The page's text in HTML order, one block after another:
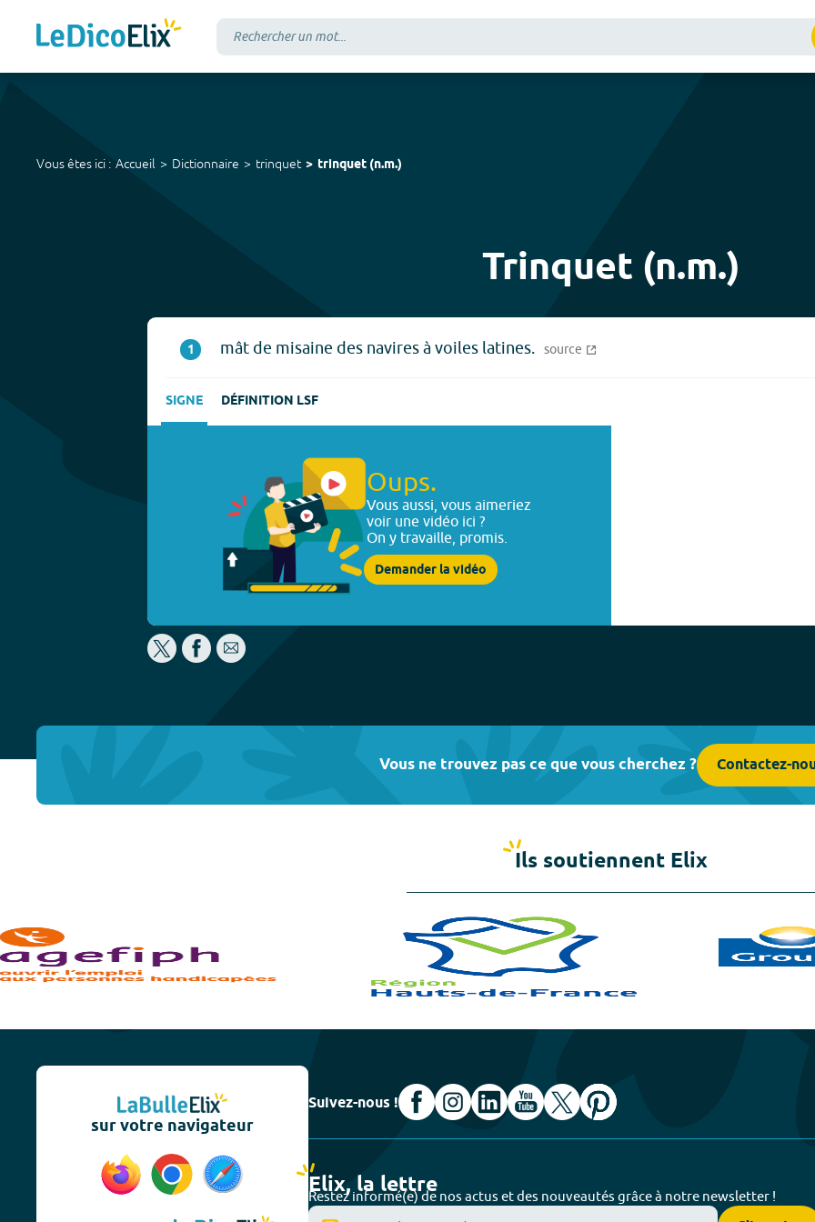
Vous êtes ici : Accueil Dictionnaire trinquet trinquet (n.m.)
Trinquet (n.m.)
1 mât de misaine des navires à voiles latines. source
SIGNE DÉFINITION LSF
Oups.
Vous aussi, vous aimeriez
voir une vidéo ici ?
On y travaille, promis.
Demander la vidéo
Vous ne trouvez pas ce que vous cherchez ? Contactez-
Ils soutiennent Elix
sur votre navigateur
Suivez-nous !
Elix, la lettre
Restez informé(e) de nos actus et des nouveautés grâce à notre newsletter !